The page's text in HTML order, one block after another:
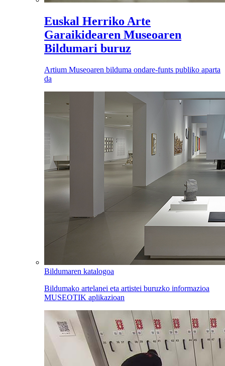
Euskal Herriko Arte
Garaikidearen Museoaren
Bildumari buruz
Artium Museoaren bilduma ondare-funts publiko aparta
da
Bildumaren katalogoa
Bildumako artelanei eta artistei buruzko informazioa
MUSEOTIK aplikazioan